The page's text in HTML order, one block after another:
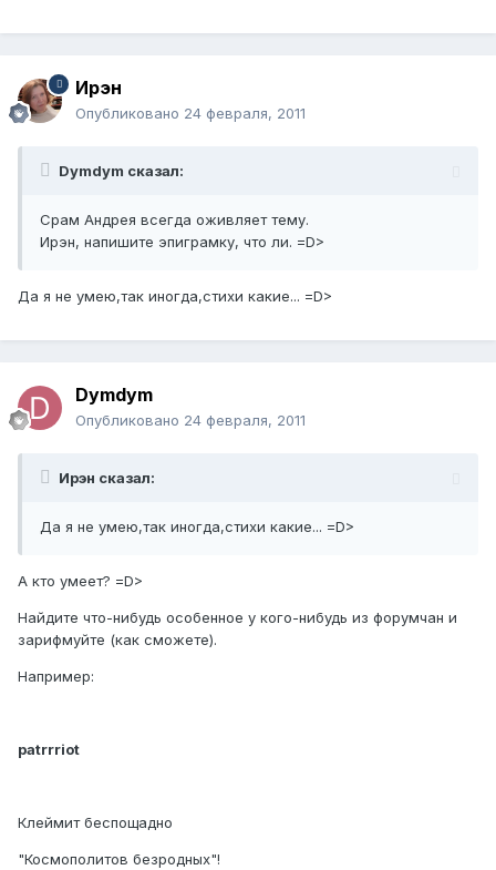
Ирэн
Опубликовано 24 февраля, 2011
Dymdym сказал:
Срам Андрея всегда оживляет тему.
Ирэн, напишите эпиграмку, что ли. =D>
Да я не умею,так иногда,стихи какие... =D>
Dymdym
Опубликовано 24 февраля, 2011
Ирэн сказал:
Да я не умею,так иногда,стихи какие... =D>
А кто умеет? =D>
Найдите что-нибудь особенное у кого-нибудь из форумчан и
зарифмуйте (как сможете).
Например:
patrrriot
Клеймит беспощадно
"Космополитов безродных"!